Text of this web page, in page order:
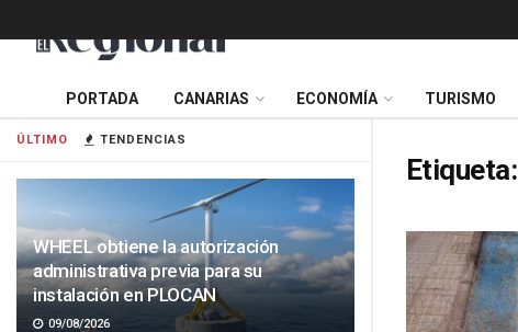
ÚLTIMO TENDENCIAS
WHEEL obtiene la autorización
administrativa previa para su
instalación en PLOCAN
09/08/2026
PORTADA CANARIAS ECONOMÍA TURISMO
Etiqueta: